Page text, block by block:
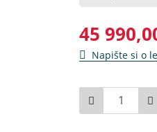
45
Napište si o
Počet